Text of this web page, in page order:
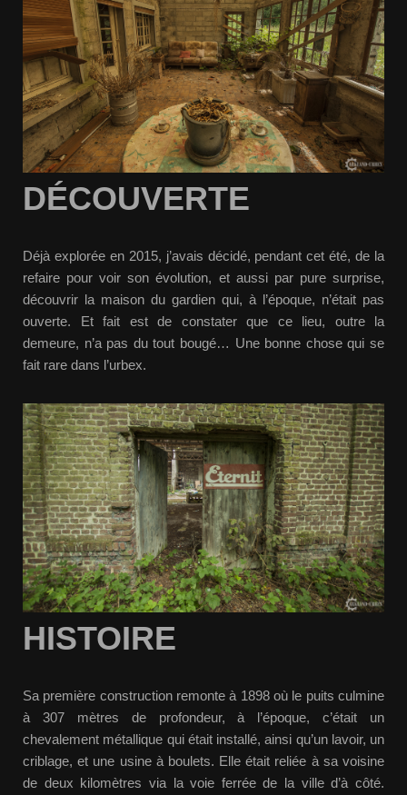
DÉCOUVERTE
Déjà explorée en 2015, j’avais décidé, pendant cet été, de la
refaire pour voir son évolution, et aussi par pure surprise,
découvrir la maison du gardien qui, à l’époque, n’était pas
ouverte. Et fait est de constater que ce lieu, outre la
demeure, n’a pas du tout bougé… Une bonne chose qui se
fait rare dans l’urbex.
HISTOIRE
Sa première construction remonte à 1898 où le puits culmine
à 307 mètres de profondeur, à l’époque, c’était un
chevalement métallique qui était installé, ainsi qu’un lavoir, un
criblage, et une usine à boulets. Elle était reliée à sa voisine
de deux kilomètres via la voie ferrée de la ville d’à côté.